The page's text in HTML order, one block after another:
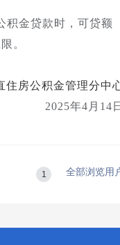
积金贷款时，可贷额
。
住房公积金管理分中
年4月14日
1 全部浏览用